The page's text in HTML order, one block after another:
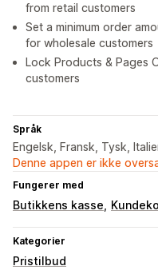
from retail customers
Set a minimum order
for wholesale customers
Lock Products & Pages
customers
Språk
Engelsk, Fransk, Tysk,
Denne appen er ikke
Fungerer med
Butikkens kasse
Kategorier
Pristilbud